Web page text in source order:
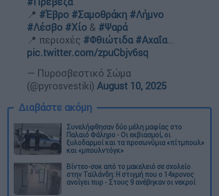
📍 #Έβρο #Σαμοθράκη #Λήμνο
#Λέσβο #Χίο & #Ψαρά
📍 περιοχές #Φθιώτιδα #Αχαΐα…
pic.twitter.com/zpuCbjv6sq
— Πυροσβεστικό Σώμα
(@pyrosvestiki) August 10, 2025
Διαβάστε ακόμη
Συνελήφθησαν δύο μέλη μαφίας στο
Παλαιό Φάληρο - Οι εκβιασμοί, οι
ξυλοδαρμοί και τα προσωνύμια «πίτμπουλ»
και «μπουλντόγκ»
Βίντεο-σοκ από το μακελειό σε σχολείο
στην Ταϊλάνδη: Η στιγμή που ο 14χρονος
ανοίγει πυρ - Στους 9 ανέβηκαν οι νεκροί